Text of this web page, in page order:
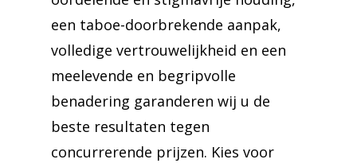
een taboe-doorbrekende aanpak,
volledige vertrouwelijkheid en een
meelevende en begripvolle
benadering garanderen wij u de
beste resultaten tegen
concurrerende prijzen. Kies voor